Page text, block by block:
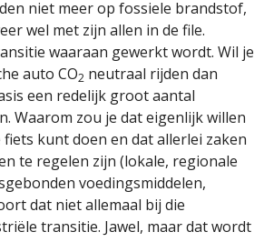
niet meer op fossiele brandstof,
wel met zijn allen in de file.
waaraan gewerkt wordt. Wil je
auto CO2 neutraal rijden dan
een redelijk groot aantal
Waarom zou je dat eigenlijk willen
fiets kunt doen en dat allerlei zaken
te regelen zijn (lokale, regionale
voedingsmiddelen,
dat niet allemaal bij die
transitie. Jawel, maar dat wordt